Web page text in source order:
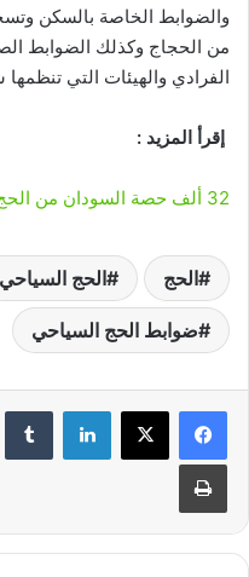
والضوابط الخاصة بالسكن
من الحجاج وكذلك الضوابط
الفرادي والهيئات التي
إقرأ المزيد :
32 ألف حصة السودان من الحج العام الحالي
الحج الحج السياحي
ضوابط الحج السياحي
لينكدإن